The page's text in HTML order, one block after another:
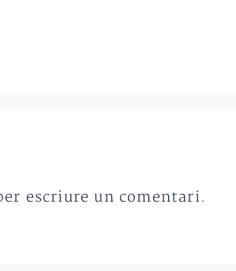
escriure un comentari.